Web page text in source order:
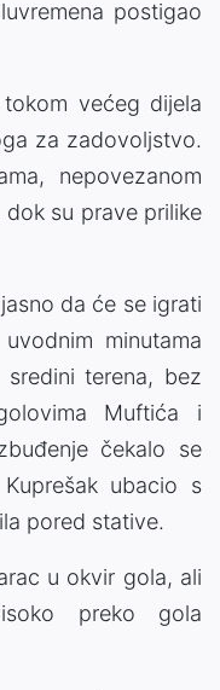
postigao
većeg dijela
za zadovoljstvo.
nepovezanom
su prave prilike
da će se igrati
minutama
terena, bez
Muftića i
čekalo se
ubacio s
pored stative.
u okvir gola, ali
preko gola